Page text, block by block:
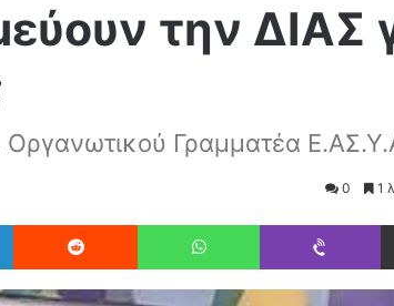
την ΔΙΑΣ
Γραμματέα
0 1